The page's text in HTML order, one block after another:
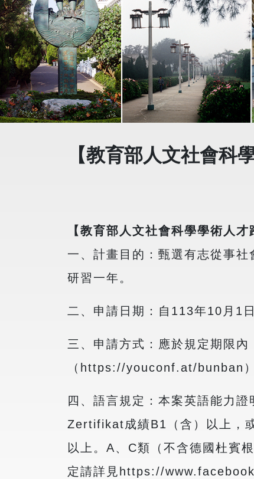
【教育部人文社會科
【教育部人文社會科學學術人
一、計畫目的：甄選有志從事
研習一年。
二、申請日期：自113年10月1
三、申請方式：應於規定期限
（https://youconf.at/bunban）
四、語言規定：本案英語能力
Zertifikat成績B1（含）以上，
以上。A、C類（不含德國杜賓
定請詳見https://